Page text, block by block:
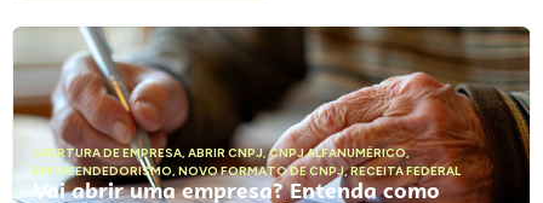
ABERTURA DE EMPRESA, ABRIR CNPJ,CNPJ ALFANUMÉRICO,
EMPREENDEDORISMO, NOVO FORMATO DE CNPJ,RECEITA FEDERAL
Vai abrir uma empresa? Entenda como